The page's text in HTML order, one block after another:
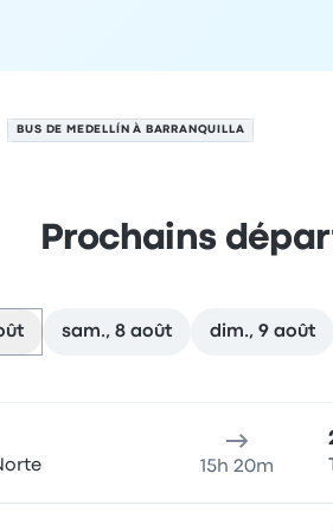
BUS DE MEDELLÍN À BARRANQUILLA
Prochains
sam., 8 août dim., 9 août
15h 20m